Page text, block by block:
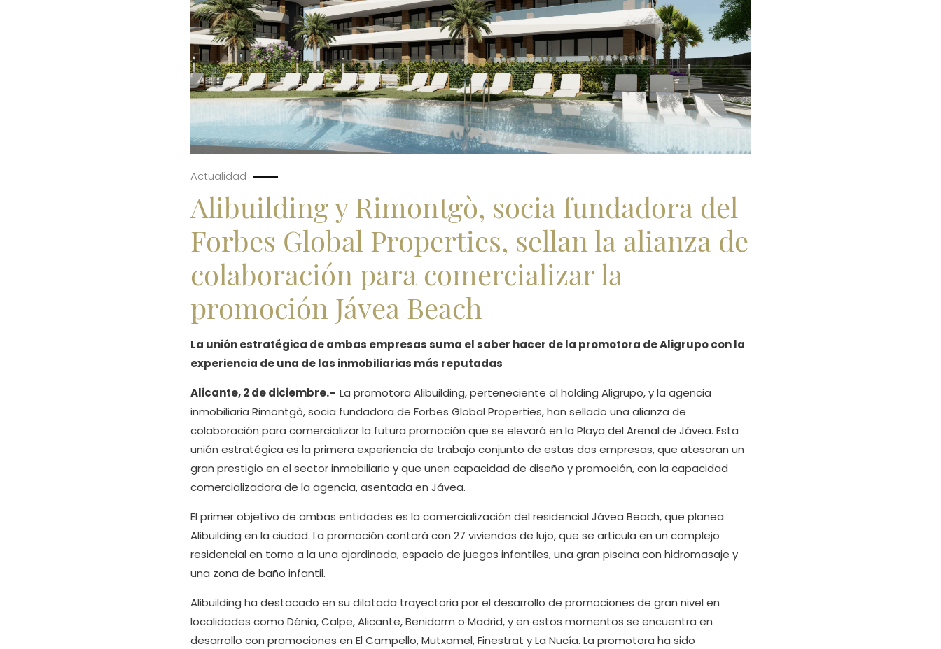
Actualidad
Alibuilding y Rimontgò, socia fundadora del
Forbes Global Properties, sellan la alianza de
colaboración para comercializar la
promoción Jávea Beach
La unión estratégica de ambas empresas suma el saber hacer de la promotora de Aligrupo con la
experiencia de una de las inmobiliarias más reputadas
Alicante, 2 de diciembre.- La promotora Alibuilding, perteneciente al holding Aligrupo, y la agencia
inmobiliaria Rimontgò, socia fundadora de Forbes Global Properties, han sellado una alianza de
colaboración para comercializar la futura promoción que se elevará en la Playa del Arenal de Jávea. Esta
unión estratégica es la primera experiencia de trabajo conjunto de estas dos empresas, que atesoran un
gran prestigio en el sector inmobiliario y que unen capacidad de diseño y promoción, con la capacidad
comercializadora de la agencia, asentada en Jávea.
El primer objetivo de ambas entidades es la comercialización del residencial Jávea Beach, que planea
Alibuilding en la ciudad. La promoción contará con 27 viviendas de lujo, que se articula en un complejo
residencial en torno a la una ajardinada, espacio de juegos infantiles, una gran piscina con hidromasaje y
una zona de baño infantil.
Alibuilding ha destacado en su dilatada trayectoria por el desarrollo de promociones de gran nivel en
localidades como Dénia, Calpe, Alicante, Benidorm o Madrid, y en estos momentos se encuentra en
desarrollo con promociones en El Campello, Mutxamel, Finestrat y La Nucía. La promotora ha sido